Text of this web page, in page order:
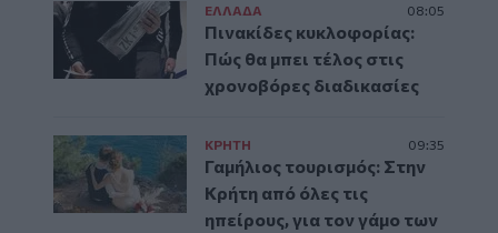
ΕΛΛAΔΑ 08:05
Πινακίδες κυκλοφορίας:
Πώς θα μπει τέλος στις
χρονοβόρες διαδικασίες
ΚΡΗΤΗ 09:35
Γαμήλιος τουρισμός: Στην
Κρήτη από όλες τις
ηπείρους, για τον γάμο των